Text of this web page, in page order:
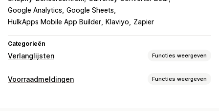
Google Analytics Google Sheets
HulkApps Mobile App Builder
Klaviyo Zapier
Categorieën
Verlanglijsten Functies weergeven
Lijsttypen
Voorraadmeldingen Functies weergeven